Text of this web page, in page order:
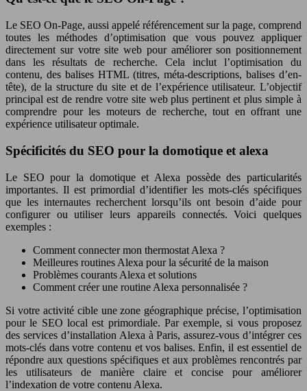
Le SEO On-Page, aussi appelé référencement sur la page, comprend
toutes les méthodes d’optimisation que vous pouvez appliquer
directement sur votre site web pour améliorer son positionnement
dans les résultats de recherche. Cela inclut l’optimisation du
contenu, des balises HTML (titres, méta-descriptions, balises d’en-
tête), de la structure du site et de l’expérience utilisateur. L’objectif
principal est de rendre votre site web plus pertinent et plus simple à
comprendre pour les moteurs de recherche, tout en offrant une
expérience utilisateur optimale.
Spécificités du SEO pour la domotique et alexa
Le SEO pour la domotique et Alexa possède des particularités
importantes. Il est primordial d’identifier les mots-clés spécifiques
que les internautes recherchent lorsqu’ils ont besoin d’aide pour
configurer ou utiliser leurs appareils connectés. Voici quelques
exemples :
Comment connecter mon thermostat Alexa ?
Meilleures routines Alexa pour la sécurité de la maison
Problèmes courants Alexa et solutions
Comment créer une routine Alexa personnalisée ?
Si votre activité cible une zone géographique précise, l’optimisation
pour le SEO local est primordiale. Par exemple, si vous proposez
des services d’installation Alexa à Paris, assurez-vous d’intégrer ces
mots-clés dans votre contenu et vos balises. Enfin, il est essentiel de
répondre aux questions spécifiques et aux problèmes rencontrés par
les utilisateurs de manière claire et concise pour améliorer
l’indexation de votre contenu Alexa.